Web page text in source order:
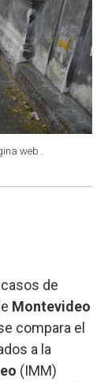
web .
de
Montevideo
compara el
a la
(IMM)